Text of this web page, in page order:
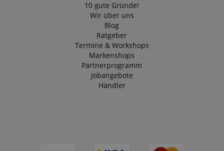
10 gute Gründe!
Wir über uns
Blog
Ratgeber
Termine & Workshops
Markenshops
Partnerprogramm
Jobangebote
Händler